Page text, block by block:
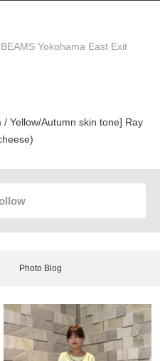
BEAMS Yokohama East Exit
Yellow/Autumn skin tone] Ray
Photo Blog